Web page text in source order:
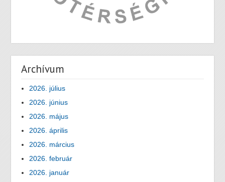
Archívum
2026. július
2026. június
2026. május
2026. április
2026. március
2026. február
2026. január